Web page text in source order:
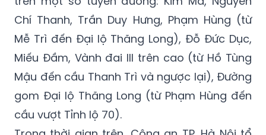
Mễ Trì đến Đại lộ Thăng Long), Đỗ Đức Dục,
Miếu Đầm, Vành đai III trên cao (từ Hồ Tùng
Mậu đến cầu Thanh Trì và ngược lại), Đường
gom Đại lộ Thăng Long (từ Phạm Hùng đến
cầu vượt Tỉnh lộ 70).
Trong thời gian trên, Công an TP. Hà Nội tổ
chức hướng đi cho các phương tiện vòng,